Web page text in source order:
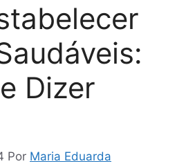
Dizer
Por Maria Eduarda